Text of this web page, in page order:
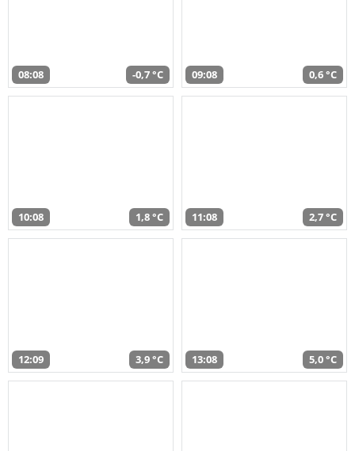
08:08 -0,7 °C 09:08 0,6 °C
10:08 1,8 °C 11:08 2,7 °C
12:09 3,9 °C 13:08 5,0 °C